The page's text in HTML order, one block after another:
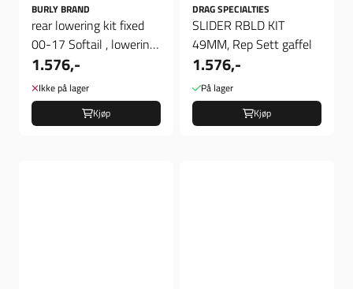
BURLY BRAND
rear lowering kit fixed
00-17 Softail , lowering
kit fixed
1.576,-
Ikke på lager
Kjøp
DRAG SPECIALTIES
SLIDER RBLD KIT
49MM, Rep Sett gaffel
1.576,-
På lager
Kjøp